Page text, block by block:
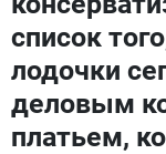
список
лодочки
деловым
платьем,